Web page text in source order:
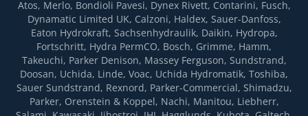
Atos, Merlo, Bondioli Pavesi, Dynex Rivett, Contarini, Fusch,
Dynamatic Limited UK, Calzoni, Haldex, Sauer-Danfoss,
Eaton Hydrokraft, Sachsenhydraulik, Daikin, Hydropa,
Fortsсhritt, Hydra PermCO, Bosch, Grimme, Hamm,
Takeuchi, Parker Denison, Massey Ferguson, Sundstrand,
Doosan, Uchida, Linde, Voac, Uchida Hydromatik, Toshiba,
Sauer Sundstrand, Rexnord, Parker-Commercial, Shimadzu,
Parker, Orenstein & Koppel, Nachi, Manitou, Liebherr,